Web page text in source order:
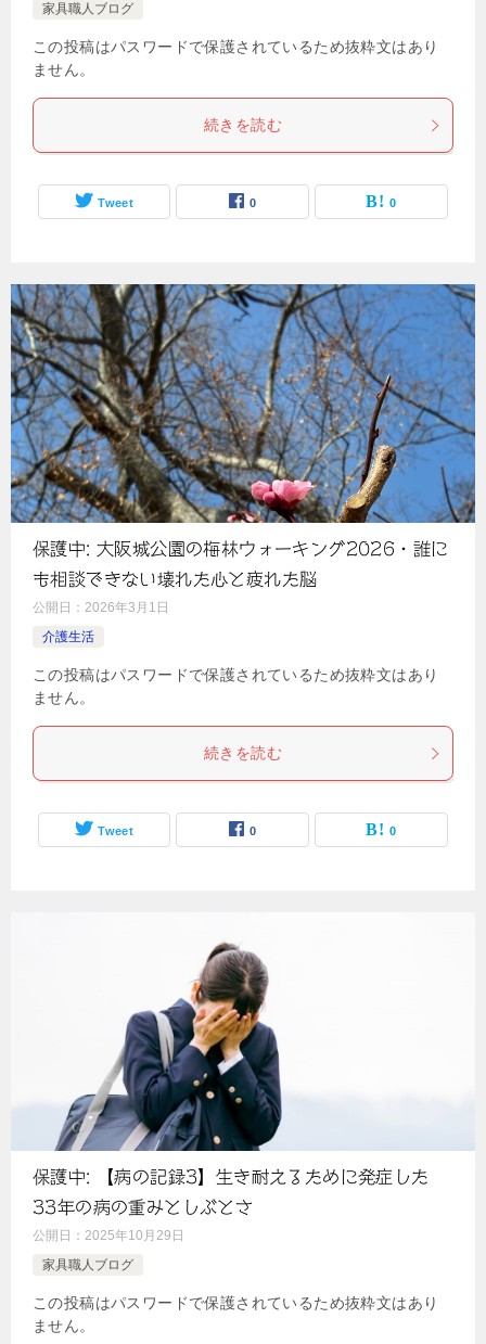
家具職人ブログ
この投稿はパスワードで保護されているため抜粋文はあり
ません。
続きを読む
Tweet 0 0
保護中: 大阪城公園の梅林ウォーキング2026・誰に
も相談できない壊れた心と疲れた脳
公開日： 2026年3月1日
介護生活
この投稿はパスワードで保護されているため抜粋文はあり
ません。
続きを読む
Tweet 0 0
保護中: 【病の記録3】生き耐えるために発症した
33年の病の重みとしぶとさ
公開日： 2025年10月29日
家具職人ブログ
この投稿はパスワードで保護されているため抜粋文はあり
ません。